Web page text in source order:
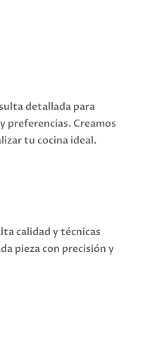
detallada para
preferencias. Creamos
tu cocina ideal.
calidad y técnicas
pieza con precisión y